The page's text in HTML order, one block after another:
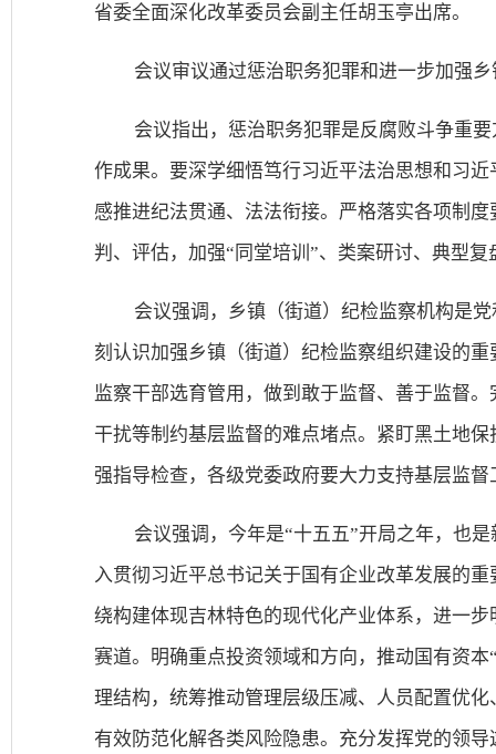
省委全面深化改革委员会副主任胡玉亭出席。
会议审议通过惩治职务犯罪和进一步加强
会议指出，惩治职务犯罪是反腐败斗争重
作成果。要深学细悟笃行习近平法治思想和习
感推进纪法贯通、法法衔接。严格落实各项制
判、评估，加强“同堂培训”、类案研讨、典型
会议强调，乡镇（街道）纪检监察机构是
刻认识加强乡镇（街道）纪检监察组织建设的
监察干部选育管用，做到敢于监督、善于监督
干扰等制约基层监督的难点堵点。紧盯黑土地
强指导检查，各级党委政府要大力支持基层监
会议强调，今年是“十五五”开局之年，也
入贯彻习近平总书记关于国有企业改革发展的
绕构建体现吉林特色的现代化产业体系，进一
赛道。明确重点投资领域和方向，推动国有资
理结构，统筹推动管理层级压减、人员配置优
有效防范化解各类风险隐患。充分发挥党的领